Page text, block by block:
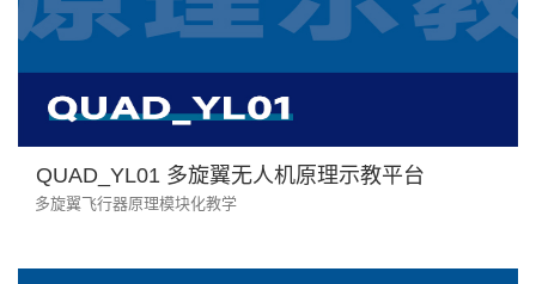
QUAD_YL01 多旋翼无人机原理示教平台
多旋翼飞行器原理模块化教学